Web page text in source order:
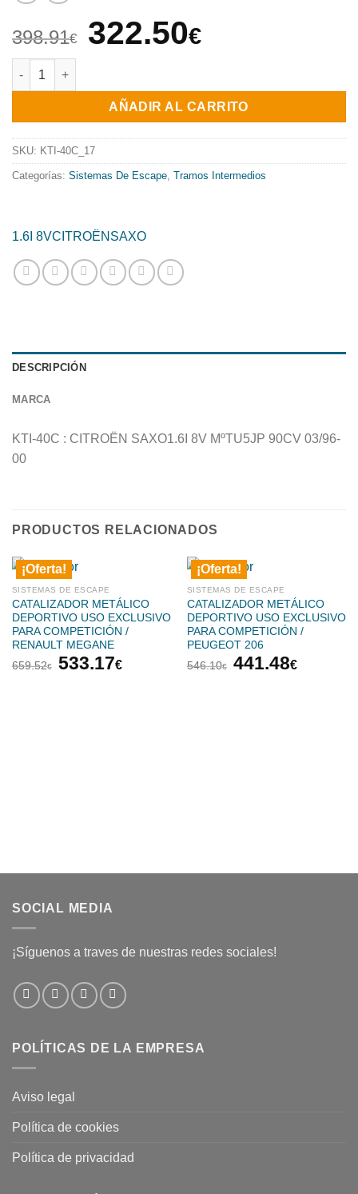
398.91€
El
original
era:
398.91€.
322.50€El
actual
es:
322.50€.
TRAMO INTERMEDIO CON SILENCIADO INOXIDABLE /
AÑADIR AL CARRITO
SKU: KTI-40C_17
Categorías: Sistemas De Escape, Tramos Intermedios
1.6I 8VCITROËN SAXO
DESCRIPCIÓN
MARCA
KTI-40C : CITROËN SAXO1.6I 8V MºTU5JP 90CV 03/96-
00
PRODUCTOS RELACIONADOS
¡Oferta!
SISTEMAS DE ESCAPE
CATALIZADOR METÁLICO
DEPORTIVO USO EXCLUSIVO
PARA COMPETICIÓN /
RENAULT MEGANE
659.52€
El
533.17€El
¡Oferta!
SISTEMAS DE ESCAPE
CATALIZADOR METÁLICO
DEPORTIVO USO EXCLUSIVO
PARA COMPETICIÓN /
PEUGEOT 206
546.10€
El
441.48€El
SOCIAL MEDIA
¡Síguenos a traves de nuestras redes sociales!
POLÍTICAS DE LA EMPRESA
Aviso legal
Política de cookies
Política de privacidad